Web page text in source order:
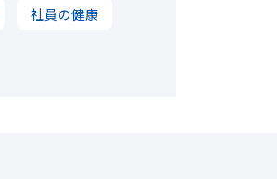
社員の健康